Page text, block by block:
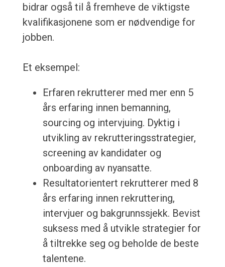
bidrar også til å fremheve de viktigste
kvalifikasjonene som er nødvendige for
jobben.
Et eksempel:
Erfaren rekrutterer med mer enn 5
års erfaring innen bemanning,
sourcing og intervjuing. Dyktig i
utvikling av rekrutteringsstrategier,
screening av kandidater og
onboarding av nyansatte.
Resultatorientert rekrutterer med 8
års erfaring innen rekruttering,
intervjuer og bakgrunnssjekk. Bevist
suksess med å utvikle strategier for
å tiltrekke seg og beholde de beste
talentene.